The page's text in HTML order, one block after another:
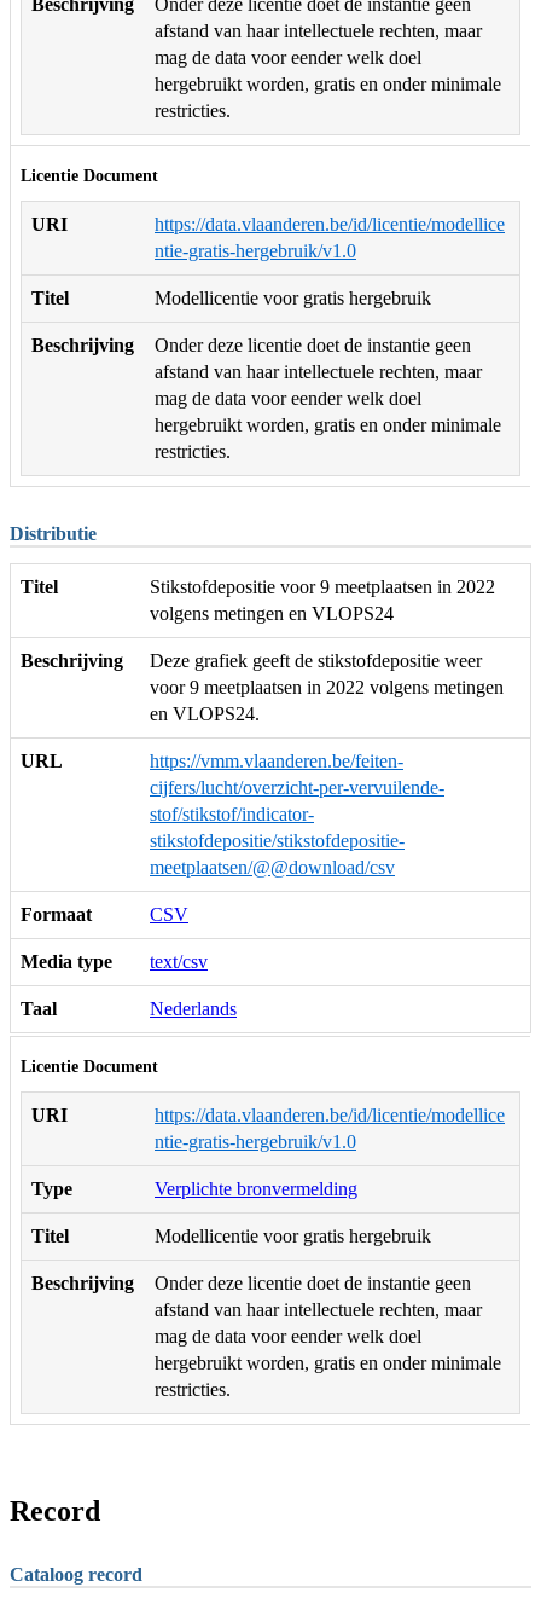
Beschrijving
Onder deze licentie doet de instantie geen
afstand van haar intellectuele rechten, maar
mag de data voor eender welk doel
hergebruikt worden, gratis en onder minimale
restricties.
Licentie Document
URI
https://data.vlaanderen.be/id/licentie/modellice
ntie-gratis-hergebruik/v1.0
Titel Modellicentie voor gratis hergebruik
Beschrijving
Onder deze licentie doet de instantie geen
afstand van haar intellectuele rechten, maar
mag de data voor eender welk doel
hergebruikt worden, gratis en onder minimale
restricties.
Distributie
Titel
Stikstofdepositie voor 9 meetplaatsen in 2022
volgens metingen en VLOPS24
Beschrijving
Deze grafiek geeft de stikstofdepositie weer
voor 9 meetplaatsen in 2022 volgens metingen
en VLOPS24.
URL
https://vmm.vlaanderen.be/feiten-
cijfers/lucht/overzicht-per-vervuilende-
stof/stikstof/indicator-
stikstofdepositie/stikstofdepositie-
meetplaatsen/@@download/csv
Formaat CSV
Media type text/csv
Taal Nederlands
Licentie Document
URI
https://data.vlaanderen.be/id/licentie/modellice
ntie-gratis-hergebruik/v1.0
Type Verplichte bronvermelding
Titel Modellicentie voor gratis hergebruik
Beschrijving
Onder deze licentie doet de instantie geen
afstand van haar intellectuele rechten, maar
mag de data voor eender welk doel
hergebruikt worden, gratis en onder minimale
restricties.
Record
Cataloog record